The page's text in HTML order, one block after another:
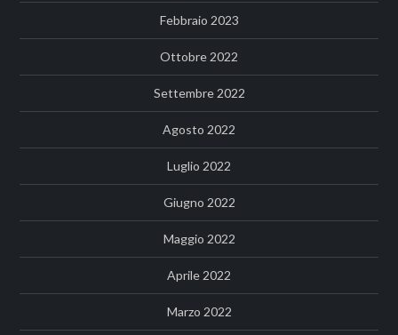
Febbraio 2023
Ottobre 2022
Settembre 2022
Agosto 2022
Luglio 2022
Giugno 2022
Maggio 2022
Aprile 2022
Marzo 2022